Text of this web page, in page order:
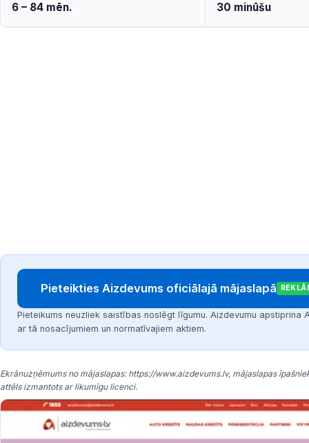
6 – 84 mēn. 30 minūšu
Pieteikties Aizdevums oficiālajā mājaslapā
Pieteikums neuzliek saistības noslēgt līgumu. Aizdevumu apstiprina
ar tā nosacījumiem un normatīvajiem aktiem.
Ekrānuzņēmums no mājaslapas: https://www.aizdevums.lv, mājaslapas
attēls izmantots ar likumīgu licenci.